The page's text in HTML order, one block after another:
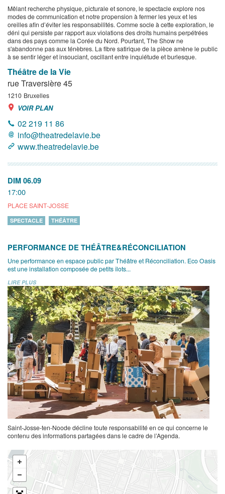
Mêlant recherche physique, picturale et sonore, le spectacle explore nos
modes de communication et notre propension à fermer les yeux et les
oreilles afin d’éviter les responsabilités. Comme socle à cette exploration, le
déni qui persiste par rapport aux violations des droits humains perpétrées
dans des pays comme la Corée du Nord. Pourtant, The Show ne
s'abandonne pas aux ténèbres. La fibre satirique de la pièce amène le public
à se sentir léger et insouciant, oscillant entre inquiétude et burlesque.
Théâtre de la Vie
rue Traversière 45
1210 Bruxelles
VOIR PLAN
02 219 11 86
info@theatredelavie.be
www.theatredelavie.be
DIM 06.09
17:00
PLACE SAINT-JOSSE
SPECTACLE THÉÂTRE
PERFORMANCE DE THÉÂTRE&RÉCONCILIATION
Une performance en espace public par Théâtre et Réconciliation. Eco Oasis
est une installation composée de petits îlots...
LIRE PLUS
Saint-Josse-ten-Noode décline toute responsabilité en ce qui concerne le
contenu des informations partagées dans le cadre de l’Agenda.